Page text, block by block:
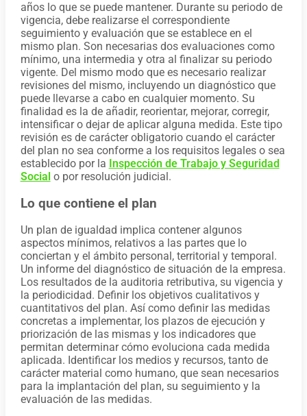
años lo que se puede mantener. Durante su periodo de
vigencia, debe realizarse el correspondiente
seguimiento y evaluación que se establece en el
mismo plan. Son necesarias dos evaluaciones como
mínimo, una intermedia y otra al finalizar su periodo
vigente. Del mismo modo que es necesario realizar
revisiones del mismo, incluyendo un diagnóstico que
puede llevarse a cabo en cualquier momento. Su
finalidad es la de añadir, reorientar, mejorar, corregir,
intensificar o dejar de aplicar alguna medida. Este tipo
revisión es de carácter obligatorio cuando el carácter
del plan no sea conforme a los requisitos legales o sea
establecido por la Inspección de Trabajo y Seguridad
Socialo por resolución judicial.
Lo que contiene el plan
Un plan de igualdad implica contener algunos
aspectos mínimos, relativos a las partes que lo
conciertan y el ámbito personal, territorial y temporal.
Un informe del diagnóstico de situación de la empresa.
Los resultados de la auditoria retributiva, su vigencia y
la periodicidad. Definir los objetivos cualitativos y
cuantitativos del plan. Así como definir las medidas
concretas a implementar, los plazos de ejecución y
priorización de las mismas y los indicadores que
permitan determinar cómo evoluciona cada medida
aplicada. Identificar los medios y recursos, tanto de
carácter material como humano, que sean necesarios
para la implantación del plan, su seguimiento y la
evaluación de las medidas.